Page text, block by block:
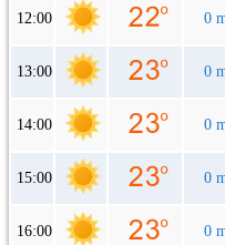
12:00 0
13:00 0
14:00 0
15:00 0
16:00 0